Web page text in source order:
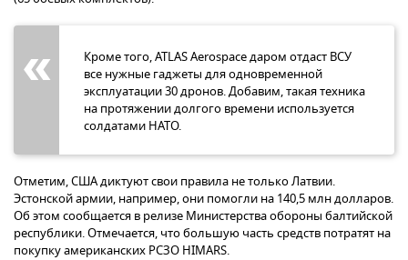
Кроме того, ATLAS Aerospace даром отдаст ВСУ
все нужные гаджеты для одновременной
эксплуатации 30 дронов. Добавим, такая техника
на протяжении долгого времени используется
солдатами НАТО.
Отметим, США диктуют свои правила не только Латвии.
Эстонской армии, например, они помогли на 140,5 млн долларов.
Об этом сообщается в релизе Министерства обороны балтийской
республики. Отмечается, что большую часть средств потратят на
покупку американских РСЗО HIMARS.